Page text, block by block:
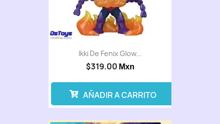
Ikki De Fenix Glow...
$319.00 Mxn
AÑADIR A CARRITO